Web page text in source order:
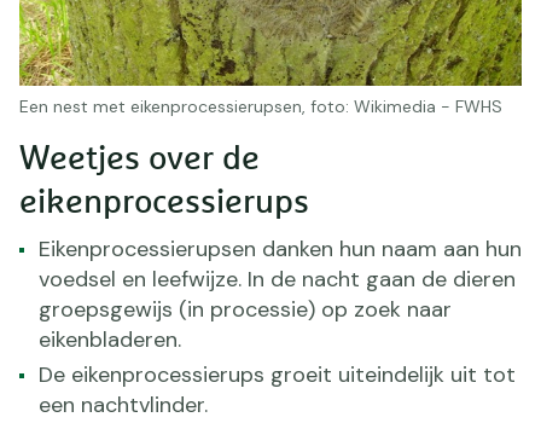
Weetjes over de
eikenprocessierups
Eikenprocessierupsen danken hun naam aan hun
voedsel en leefwijze. In de nacht gaan de dieren
groepsgewijs (in processie) op zoek naar
eikenbladeren.
De eikenprocessierups groeit uiteindelijk uit tot
een nachtvlinder.
Een nest met eikenprocessierupsen, foto: Wikimedia - FWHS